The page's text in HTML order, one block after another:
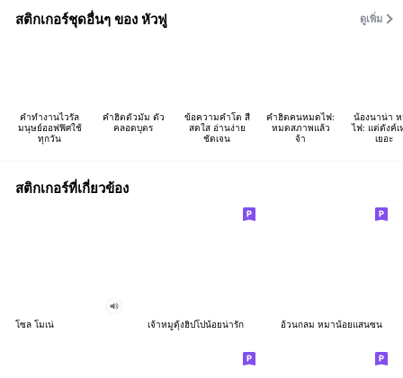
สติกเกอร์ชุดอื่นๆ ของ หัวฟู ดูเพิ่ม
คำทำงานไวรัล
มนุษย์ออฟฟิศใช้
ทุกวัน
คำฮิตตัวมัม ตัว
คลอดบุตร
ข้อความคำโต สี
สดใส อ่านง่าย
ชัดเจน
คำฮิตคนหมดไฟ:
หมดสภาพแล้ว
จ้า
น้องนาน่า
ไฟ: แต่ตังค์เ
เยอะ
สติกเกอร์ที่เกี่ยวข้อง
โซล โมเน่ เจ้าหมูดุ้งฮิปโปน้อยน่ารัก อ้วนกลม หมาน้อยแสนซน